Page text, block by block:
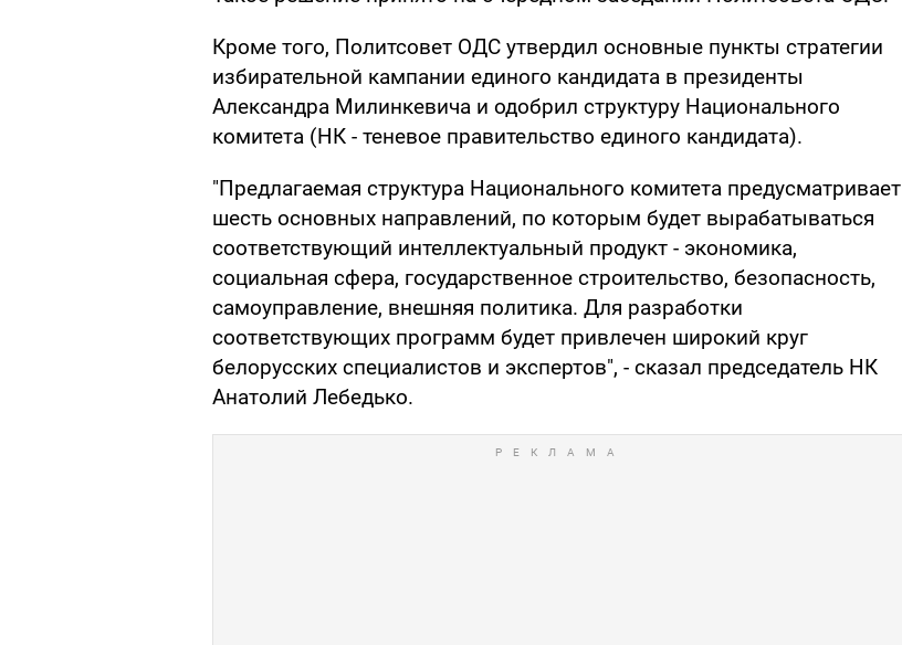
Кроме того, Политсовет ОДС утвердил основные пункты стратегии
избирательной кампании единого кандидата в президенты
Александра Милинкевича и одобрил структуру Национального
комитета (НК - теневое правительство единого кандидата).
"Предлагаемая структура Национального комитета предусматривает
шесть основных направлений, по которым будет вырабатываться
соответствующий интеллектуальный продукт - экономика,
социальная сфера, государственное строительство, безопасность,
самоуправление, внешняя политика. Для разработки
соответствующих программ будет привлечен широкий круг
белорусских специалистов и экспертов", - сказал председатель НК
Анатолий Лебедько.